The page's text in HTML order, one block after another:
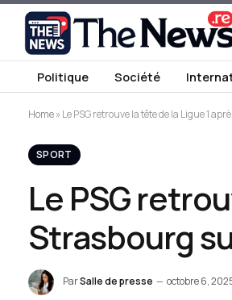
Politique Société
Home»Le PSG retrouve la tête de la Ligue 1
SPORT
Le PSG
Strasbourg
ParSalle de presse octobre 6,